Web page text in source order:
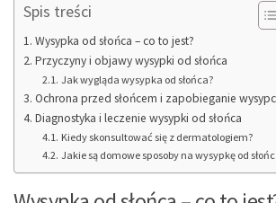
Spis treści
Wysypka od słońca – co to jest?
Przyczyny i objawy wysypki od słońca
Jak wygląda wysypka od słońca?
Ochrona przed słońcem i zapobieganie
Diagnostyka i leczenie wysypki od słońca
Kiedy skonsultować się z dermatologiem?
Jakie są domowe sposoby na wysypkę od